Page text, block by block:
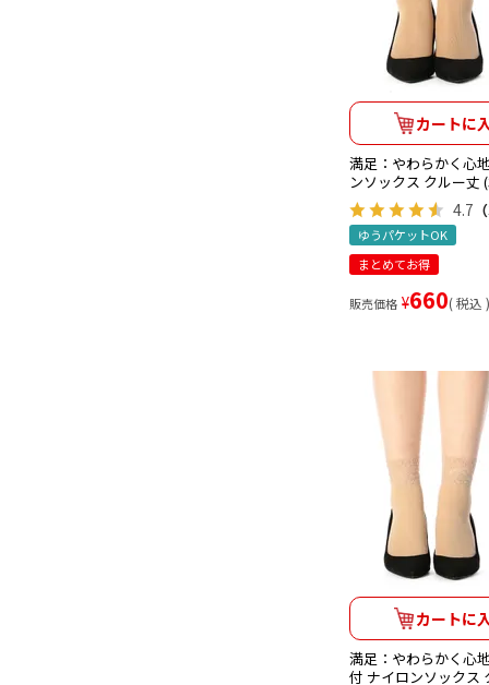
カートに
満足：やわらかく心
ンソックス クルー丈
4.7
ゆうパケットOK
まとめてお得
販売価格 ¥660 税込
カートに
満足：やわらかく心
付 ナイロンソックス